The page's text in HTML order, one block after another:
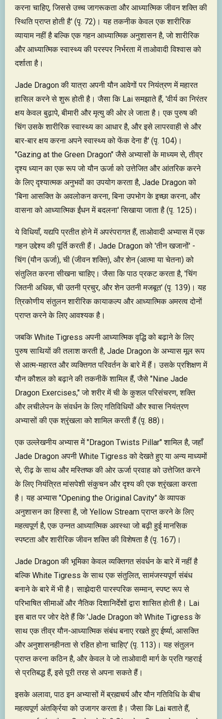
करना चाहिए, जिससे उच्च जागरूकता और आध्यात्मिक जीवन शक्ति की
स्थिति प्राप्त होती है' (पृ. 72)। यह तकनीक केवल एक शारीरिक
व्यायाम नहीं है बल्कि एक गहन आध्यात्मिक अनुशासन है, जो शारीरिक
और आध्यात्मिक स्वास्थ्य की परस्पर निर्भरता में ताओवादी विश्वास को
दर्शाता है।
Jade Dragon की यात्रा अपनी यौन आवेगों पर नियंत्रण में महारत
हासिल करने से शुरू होती है। जैसा कि Lai समझाते हैं, 'वीर्य का निरंतर
क्षय केवल बुढ़ापे, बीमारी और मृत्यु की ओर ले जाता है। एक पुरुष की
चिंग उसके शारीरिक स्वास्थ्य का आधार है, और इसे लापरवाही से और
बार-बार क्षय करना अपने स्वास्थ्य को फेंक देना है' (पृ. 104)।
"Gazing at the Green Dragon" जैसे अभ्यासों के माध्यम से, तीव्र
दृश्य ध्यान का एक रूप जो यौन ऊर्जा को उत्तेजित और आंतरिक करने
के लिए दृश्यात्मक अनुभवों का उपयोग करता है, Jade Dragon को
'बिना आसक्ति के अवलोकन करना, बिना उपभोग के इच्छा करना, और
वासना को आध्यात्मिक ईंधन में बदलना' सिखाया जाता है (पृ. 125)।
ये विधियाँ, यद्यपि प्रतीत होने में अपरंपरागत हैं, ताओवादी अभ्यास में एक
गहन उद्देश्य की पूर्ति करती हैं। Jade Dragon को 'तीन खजानों' -
चिंग (यौन ऊर्जा), ची (जीवन शक्ति), और शेन (आत्मा या चेतना) को
संतुलित करना सीखना चाहिए। जैसा कि पाठ प्रकट करता है, 'चिंग
जितनी अधिक, ची उतनी प्रचुर, और शेन उतनी मजबूत' (पृ. 139)। यह
त्रिकोणीय संतुलन शारीरिक कायाकल्प और आध्यात्मिक अमरत्व दोनों
प्राप्त करने के लिए आवश्यक है।
जबकि White Tigress अपनी आध्यात्मिक वृद्धि को बढ़ाने के लिए
पुरुष साथियों की तलाश करती है, Jade Dragon के अभ्यास मूल रूप
से आत्म-महारत और व्यक्तिगत परिवर्तन के बारे में हैं। उसके प्रशिक्षण में
यौन कौशल को बढ़ाने की तकनीकें शामिल हैं, जैसे "Nine Jade
Dragon Exercises," जो शरीर में ची के कुशल परिसंचरण, शक्ति
और लचीलेपन के संवर्धन के लिए गतिविधियों और श्वास नियंत्रण
अभ्यासों की एक श्रृंखला को शामिल करती हैं (पृ. 88)।
एक उल्लेखनीय अभ्यास में "Dragon Twists Pillar" शामिल है, जहाँ
Jade Dragon अपनी White Tigress को देखते हुए या अन्य माध्यमों
से, रीढ़ के साथ और मस्तिष्क की ओर ऊर्जा प्रवाह को उत्तेजित करने
के लिए नियंत्रित मांसपेशी संकुचन और दृश्य की एक श्रृंखला करता
है। यह अभ्यास "Opening the Original Cavity" के व्यापक
अनुशासन का हिस्सा है, जो Yellow Stream प्राप्त करने के लिए
महत्वपूर्ण है, एक उन्नत आध्यात्मिक अवस्था जो बढ़ी हुई मानसिक
स्पष्टता और शारीरिक जीवन शक्ति की विशेषता है (पृ. 167)।
Jade Dragon की भूमिका केवल व्यक्तिगत संवर्धन के बारे में नहीं है
बल्कि White Tigress के साथ एक संतुलित, सामंजस्यपूर्ण संबंध
बनाने के बारे में भी है। साझेदारी पारस्परिक सम्मान, स्पष्ट रूप से
परिभाषित सीमाओं और नैतिक दिशानिर्देशों द्वारा शासित होती है। Lai
इस बात पर जोर देते हैं कि 'Jade Dragon को White Tigress के
साथ एक तीव्र यौन-आध्यात्मिक संबंध बनाए रखते हुए ईर्ष्या, आसक्ति
और अनुशासनहीनता से रहित होना चाहिए' (पृ. 113)। यह संतुलन
प्राप्त करना कठिन है, और केवल वे जो ताओवादी मार्ग के प्रति गहराई
से प्रतिबद्ध हैं, इसे पूरी तरह से अपना सकते हैं।
इसके अलावा, पाठ इन अभ्यासों में ब्रह्मचर्य और यौन गतिविधि के बीच
महत्वपूर्ण अंतर्क्रिया को उजागर करता है। जैसा कि Lai बताते हैं,